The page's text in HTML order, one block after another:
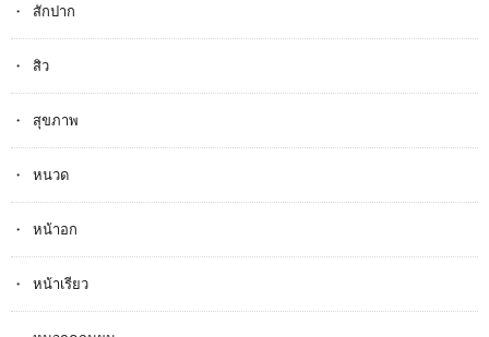
สักปาก
สิว
สุขภาพ
หนวด
หน้าอก
หน้าเรียว